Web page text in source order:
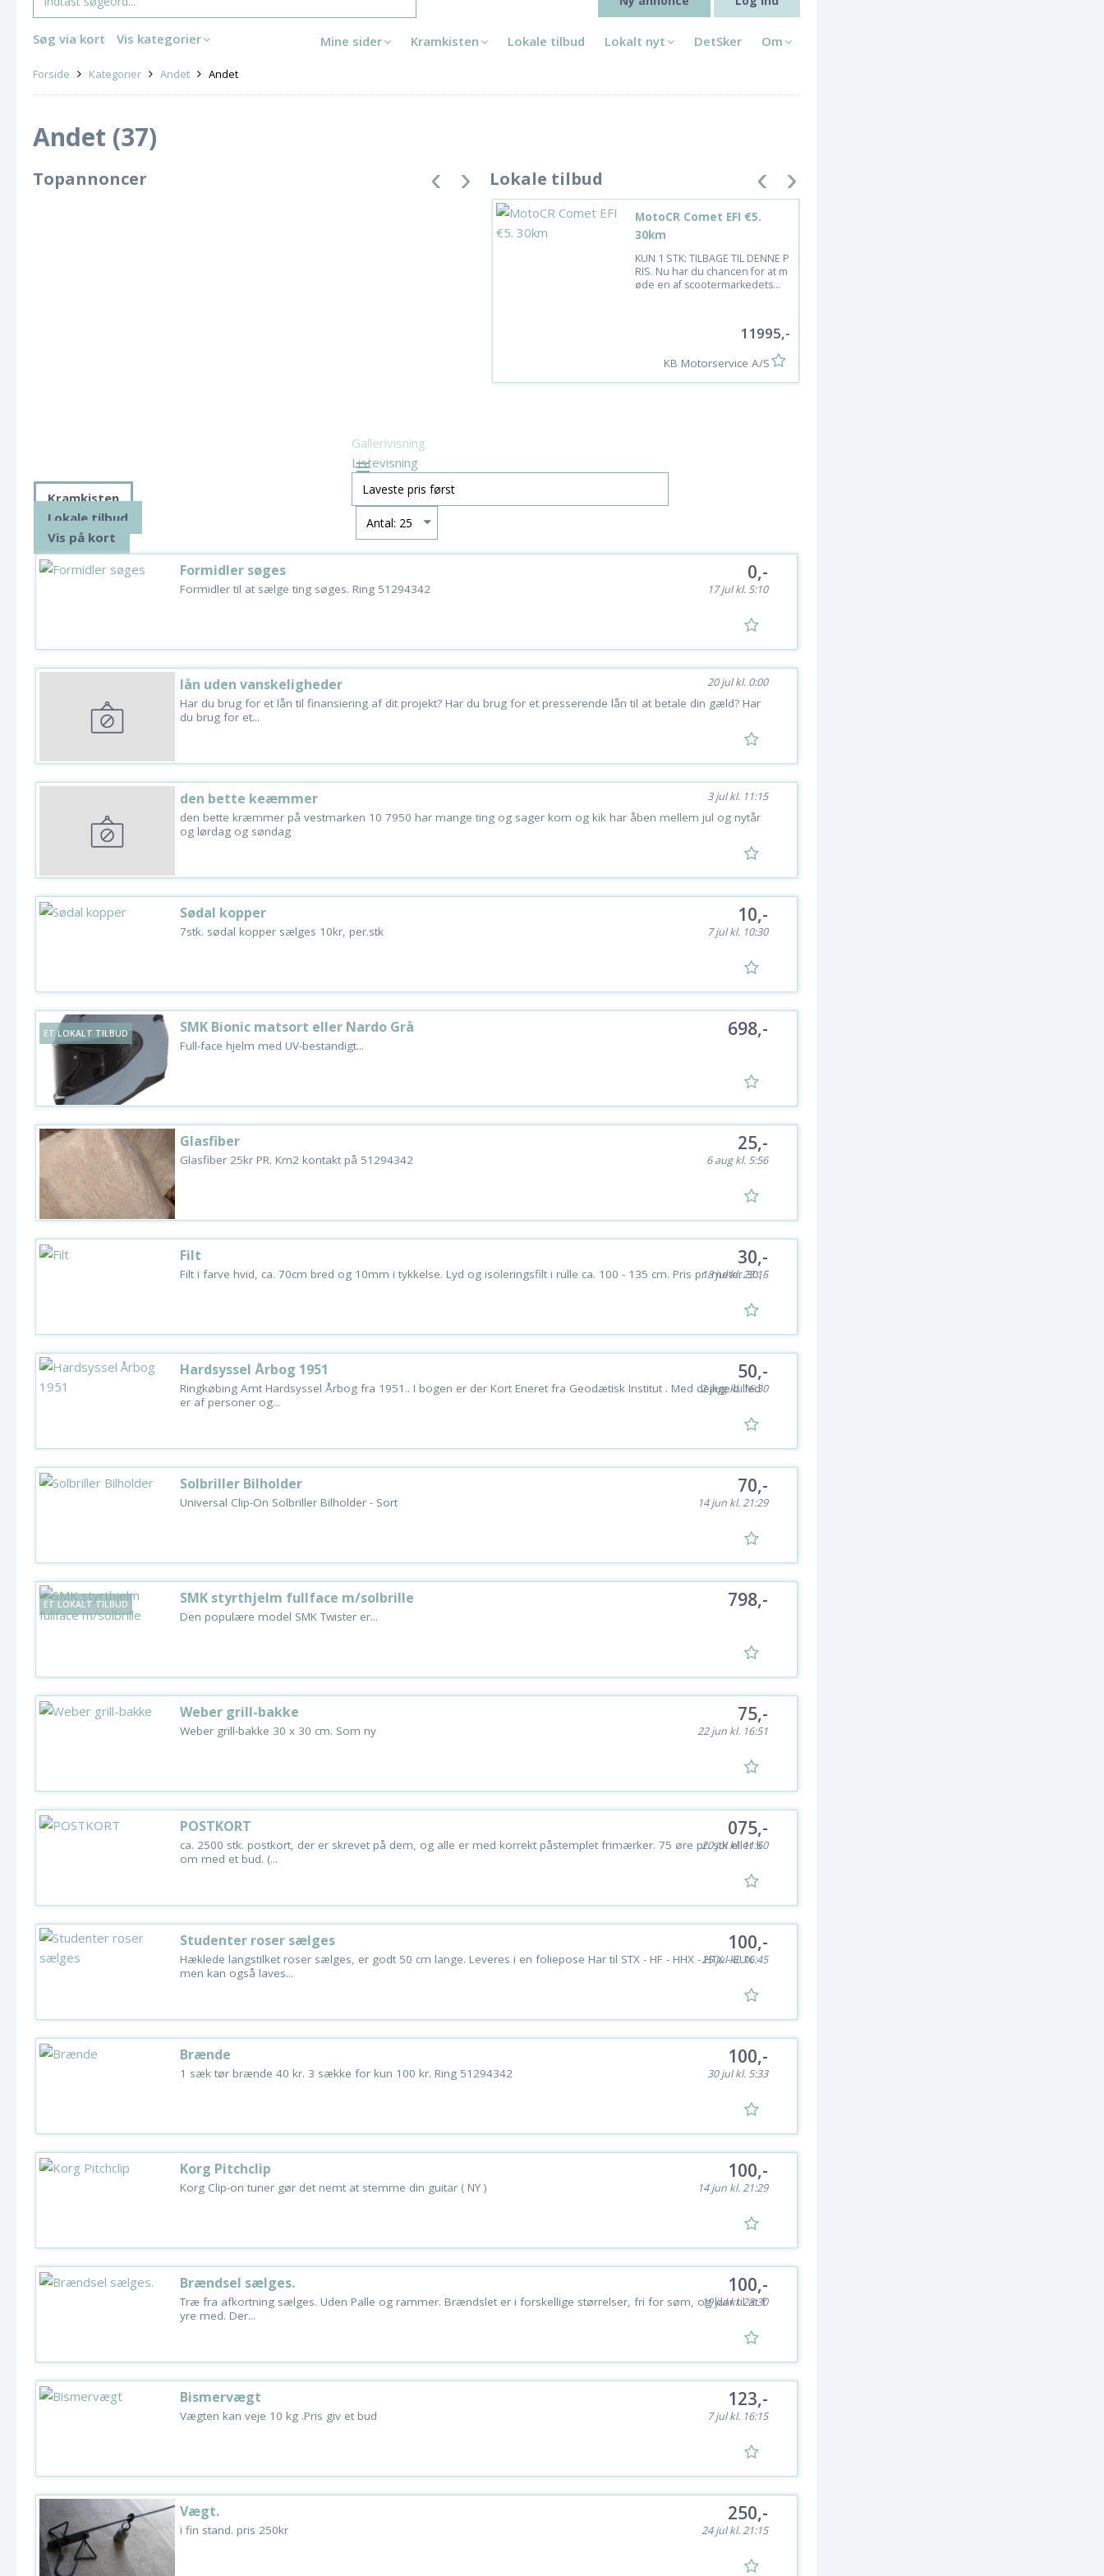
Mine sider Kramkisten Lokale tilbud Lokalt nyt DetSker Om
Søg via kort Vis kategorier
Forside Kategorier Andet Andet
Andet (37)
Topannoncer Lokale tilbud
MotoCR Comet EFI €5.
30km
KUN 1 STK: TILBAGE TIL DENNE P
RIS. Nu har du chancen for at m
øde en af scootermarkedets...
11995,-
KB Motorservice A/S
Kramkisten
Lokale tilbud
Vis på kort
Gallerivisning
Listevisning
Formidler søges
Formidler til at sælge ting søges. Ring 51294342
0,-
17 jul kl. 5:10
lån uden vanskeligheder
Har du brug for et lån til finansiering af dit projekt? Har du brug for et presserende lån til at betale din gæld? Har
du brug for et...
20 jul kl. 0:00
den bette keæmmer
den bette kræmmer på vestmarken 10 7950 har mange ting og sager kom og kik har åben mellem jul og nytår
og lørdag og søndag
3 jul kl. 11:15
Sødal kopper
7stk. sødal kopper sælges 10kr, per.stk
10,-
7 jul kl. 10:30
ET LOKALT TILBUD SMK Bionic matsort eller Nardo Grå
Full-face hjelm med UV-bestandigt...
698,-
Glasfiber
Glasfiber 25kr PR. Km2 kontakt på 51294342
25,-
6 aug kl. 5:56
Filt
Filt i farve hvid, ca. 70cm bred og 10mm i tykkelse. Lyd og isoleringsfilt i rulle ca. 100 - 135 cm. Pris pr. meter 30,-
30,-
18 jul kl. 23:15
Hardsyssel Årbog 1951
Ringkøbing Amt Hardsyssel Årbog fra 1951.. I bogen er der Kort Eneret fra Geodætisk Institut . Med dejlige billed
er af personer og...
50,-
2 aug kl. 16:30
Solbriller Bilholder
Universal Clip-On Solbriller Bilholder - Sort
70,-
14 jun kl. 21:29
ET LOKALT TILBUD SMK styrthjelm fullface m/solbrille
Den populære model SMK Twister er...
798,-
Weber grill-bakke
Weber grill-bakke 30 x 30 cm. Som ny
75,-
22 jun kl. 16:51
POSTKORT
ca. 2500 stk. postkort, der er skrevet på dem, og alle er med korrekt påstemplet frimærker. 75 øre pr. stk eller k
om med et bud. (...
075,-
20 jul kl. 11:50
Studenter roser sælges
Hæklede langstilket roser sælges, er godt 50 cm lange. Leveres i en foliepose Har til STX - HF - HHX - HTX - EUX
men kan også laves...
100,-
25 jul kl. 16:45
Brænde
1 sæk tør brænde 40 kr. 3 sække for kun 100 kr. Ring 51294342
100,-
30 jul kl. 5:33
Korg Pitchclip
Korg Clip-on tuner gør det nemt at stemme din guitar ( NY )
100,-
14 jun kl. 21:29
Brændsel sælges.
Træ fra afkortning sælges. Uden Palle og rammer. Brændslet er i forskellige størrelser, fri for søm, og klar til at f
yre med. Der...
100,-
19 jul kl. 23:30
Bismervægt
Vægten kan veje 10 kg .Pris giv et bud
123,-
7 jul kl. 16:15
Vægt.
i fin stand. pris 250kr
250,-
24 jul kl. 21:15